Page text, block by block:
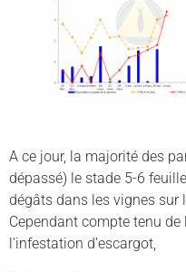
A ce jour, la majorité des
dépassé) le stade 5-6
dégâts dans les vignes sur
Cependant compte tenu de
l’infestation d’escargot,